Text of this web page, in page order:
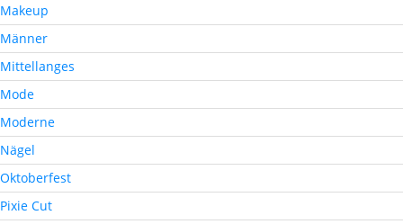
Makeup
Männer
Mittellanges
Mode
Moderne
Nägel
Oktoberfest
Pixie Cut